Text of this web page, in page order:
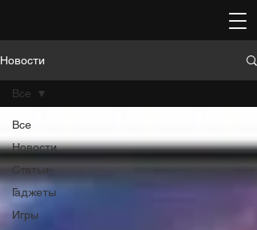
Новости
Все
Новости
Статьи
Гаджеты
Игры
Все